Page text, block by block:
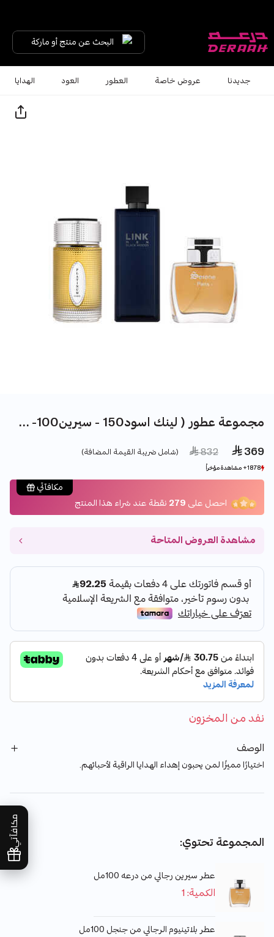
البحث عن منتج أو ماركة
جديدنا عروض خاصة العطور العود الهدايا
مكافآتي
مجموعة عطور ( لينك اسود150 - سيرين100- بلاتنيوم100 )
 369
Price reduced from
 832
to (شامل ضريبة القيمة المضافة)
1878+ مشاهدة مؤخراً
622+ بيع مؤخراً
1878+ مشاهدة مؤخراً
622+ بيع مؤخراً
مكافآتي
احصل على 279 نقطة عند شراء هذا المنتج
مشاهدة العروض المتاحة
نفد من المخزون
الوصف
اختيارًا مميزًا لمن يحبون إهداء الهدايا الراقية لأحبائهم.
المجموعة تحتوي:
عطر سيرين رجالي من درعه 100مل
الكمية: 1
عطر بلاتينيوم الرجالي من جنجل 100مل